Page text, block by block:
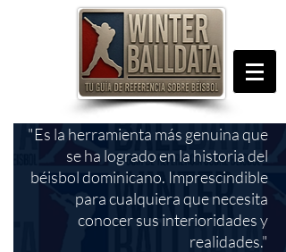
"Es la herramienta más genuina que
se ha logrado en la historia del
béisbol dominicano. Imprescindible
para cualquiera que necesita
conocer sus interioridades y
realidades."